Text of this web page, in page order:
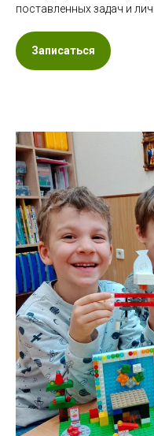
поставленных задач и
Записаться